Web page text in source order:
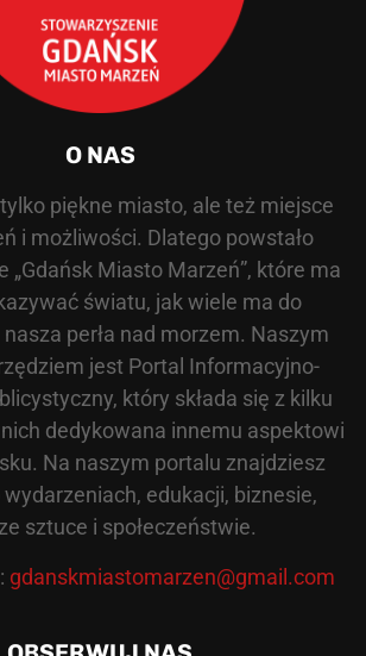
O NAS
piękne miasto, ale też miejsce
i możliwości. Dlatego powstało
„Gdańsk Miasto Marzeń”, które ma
światu, jak wiele ma do
perła nad morzem. Naszym
jest Portal Informacyjno-
który składa się z kilku
dedykowana innemu aspektowi
Na naszym portalu znajdziesz
edukacji, biznesie,
sztuce i społeczeństwie.
gdanskmiastomarzen@gmail.com